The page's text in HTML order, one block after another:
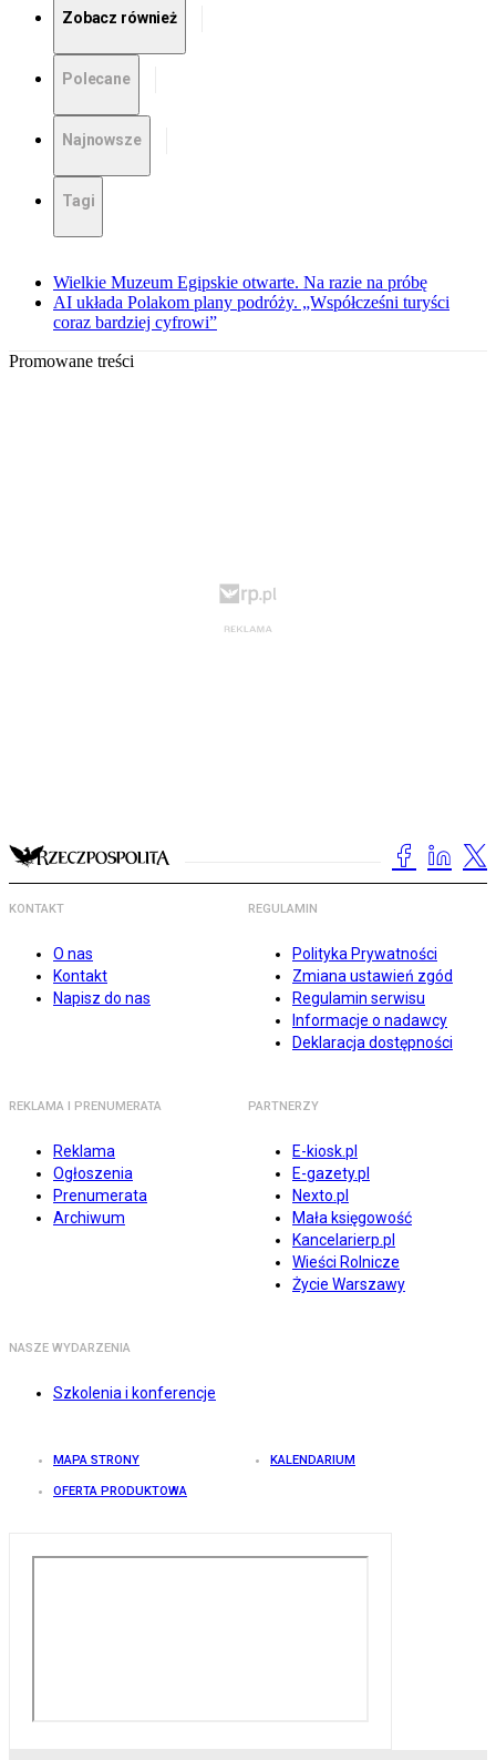
Zobacz również
Polecane
Najnowsze
Tagi
Wielkie Muzeum Egipskie otwarte. Na razie na próbę
AI układa Polakom plany podróży. „Współcześni turyści
coraz bardziej cyfrowi”
Promowane treści
KONTAKT
O nas
Kontakt
Napisz do nas
REGULAMIN
Polityka Prywatności
Zmiana ustawień zgód
Regulamin serwisu
Informacje o nadawcy
Deklaracja dostępności
REKLAMA I PRENUMERATA
Reklama
Ogłoszenia
Prenumerata
Archiwum
PARTNERZY
E-kiosk.pl
E-gazety.pl
Nexto.pl
Mała księgowość
Kancelarierp.pl
Wieści Rolnicze
Życie Warszawy
NASZE WYDARZENIA
Szkolenia i konferencje
MAPA STRONY KALENDARIUM
OFERTA PRODUKTOWA